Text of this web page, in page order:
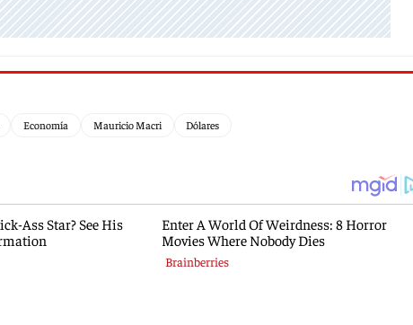
Economía Mauricio Macri Dólares